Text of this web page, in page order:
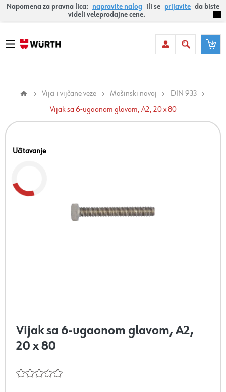
Napomena za pravna lica: napravite nalog ili se prijavite da biste
videli veleprodajne cene.
Vijci i vijčane veze Mašinski navoj
DIN 933
Vijak sa 6-ugaonom glavom, A2, 20 x 80
Učitavanje
Vijak sa 6-ugaonom glavom, A2,
20 x 80